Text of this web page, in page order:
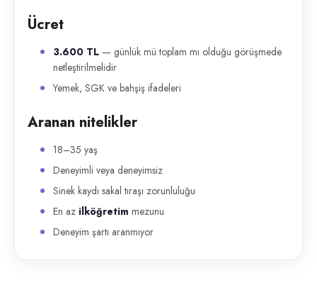
Ücret
3.600 TL — günlük mü toplam mı olduğu görüşmede
netleştirilmelidir
Yemek, SGK ve bahşiş ifadeleri
Aranan nitelikler
18–35 yaş
Deneyimli veya deneyimsiz
Sinek kaydı sakal tıraşı zorunluluğu
En az ilköğretim mezunu
Deneyim şartı aranmıyor